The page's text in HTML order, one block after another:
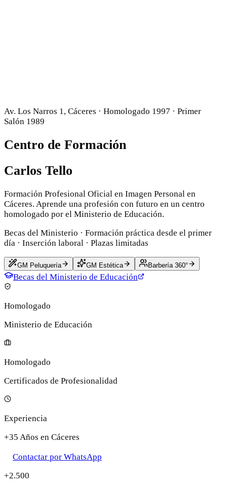
Av. Los Narros 1, Cáceres · Homologado 1997 · Primer
Salón 1989
Centro de Formación
Carlos Tello
Formación Profesional Oficial en Imagen Personal en
Cáceres. Aprende una profesión con futuro en un centro
homologado por el Ministerio de Educación.
Becas del Ministerio · Formación práctica desde el primer
día · Inserción laboral · Plazas limitadas
GM Peluquería GM Estética Barbería 360°
Becas del Ministerio de Educación
Homologado
Ministerio de Educación
Homologado
Certificados de Profesionalidad
Experiencia
+35 Años en Cáceres
Contactar por WhatsApp
+2.500